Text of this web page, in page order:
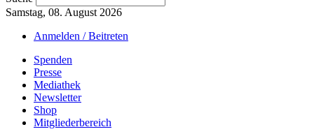
Samstag, 08. August 2026
Anmelden / Beitreten
Spenden
Presse
Mediathek
Newsletter
Shop
Mitgliederbereich